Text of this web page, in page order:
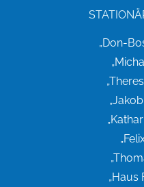
„Don-
„Haus